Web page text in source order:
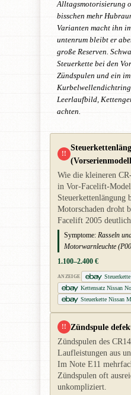
Alltagsmotorisierung
bisschen mehr
Varianten macht ihn
untenrum bleibt er
große Reserven.
Steuerkette bei den
Zündspulen und ein
Leerlaufbild,
achten.
!!
Wie die kleineren
in Vor-Facelift-
Motorschaden droht
Facelift 2005 deutlich
Symptome: Rasseln
Motorwarnleuchte
1.100–2.400 €
ANZEIGE
Kettensatz Nissan
Steuerkette Nissan
!! Zündspule
Zündspulen des
Laufleistungen aus
Im Note E11
Zündspulen oft
unkompliziert.